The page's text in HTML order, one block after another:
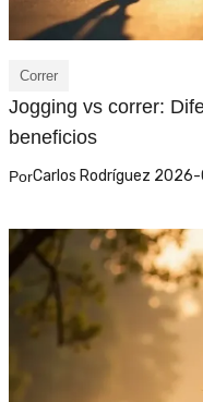
Correr
Jogging vs correr:
beneficios
PorCarlos Rodríguez 2026-